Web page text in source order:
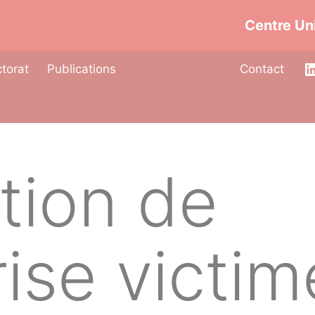
Centre
Publications Contact
de